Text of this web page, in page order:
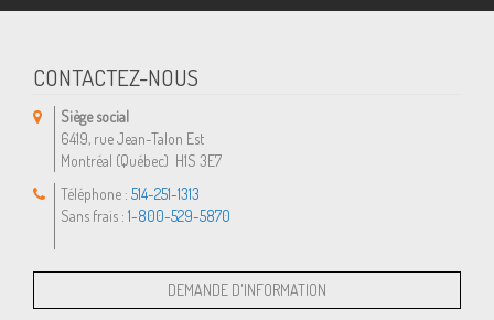
CONTACTEZ-NOUS
Siège social
6419, rue Jean-Talon Est
Montréal (Québec) H1S 3E7
Téléphone : 514-251-1313
Sans frais : 1-800-529-5870